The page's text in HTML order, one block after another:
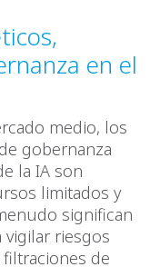
en el
medio, los
gobernanza
la IA son
limitados y
significan
vigilar riesgos
de